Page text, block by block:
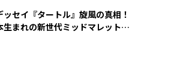
ッセイ『タートル』旋風の真相！
生まれの新世代ミッドマレットが